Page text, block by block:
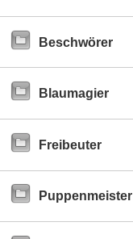
Beschwörer
Blaumagier
Freibeuter
Puppenmeister